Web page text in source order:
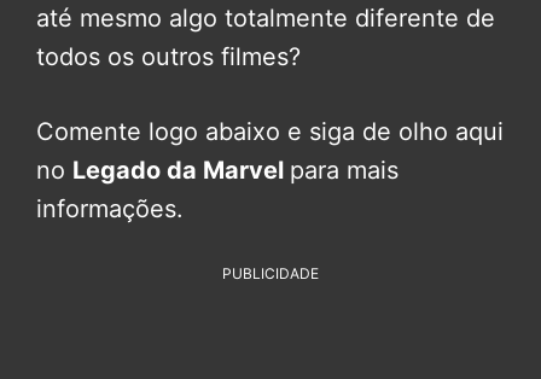
até mesmo algo totalmente diferente de
todos os outros filmes?
Comente logo abaixo e siga de olho aqui
no Legado da Marvel para mais
informações.
PUBLICIDADE